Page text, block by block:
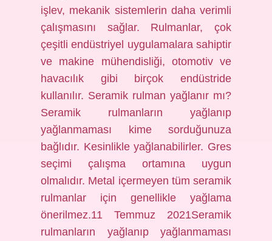
işlev, mekanik sistemlerin daha verimli
çalışmasını sağlar. Rulmanlar, çok
çeşitli endüstriyel uygulamalara sahiptir
ve makine mühendisliği, otomotiv ve
havacılık gibi birçok endüstride
kullanılır. Seramik rulman yağlanır mı?
Seramik rulmanların yağlanıp
yağlanmaması kime sorduğunuza
bağlıdır. Kesinlikle yağlanabilirler. Gres
seçimi çalışma ortamına uygun
olmalıdır. Metal içermeyen tüm seramik
rulmanlar için genellikle yağlama
önerilmez.11 Temmuz 2021Seramik
rulmanların yağlanıp yağlanmaması